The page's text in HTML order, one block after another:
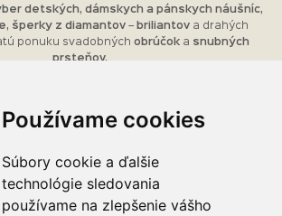
Používame cookies
Súbory cookie a ďalšie
technológie sledovania
používame na zlepšenie vášho
detských, dámskych a pánskych náušníc,
šperky z diamantov – briliantov a drahých
ponuku svadobných obrúčok a snubných
prsteňov.
stránok
webových
osobných
RÝCHLE MENU
Ako balíme Vaše šperky
Kontaktujte nás